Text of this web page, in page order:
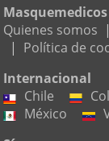
Masquemedicos
Quienes somos |
| Política de
Internacional
Chile
México